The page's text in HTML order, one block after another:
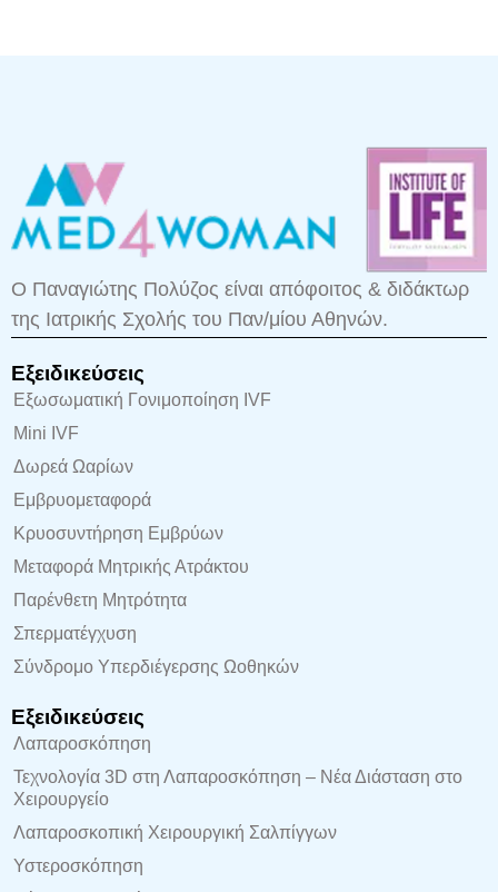
Ο Παναγιώτης Πολύζος είναι απόφοιτος & διδάκτωρ
της Ιατρικής Σχολής του Παν/μίου Αθηνών.
Εξειδικεύσεις
Εξωσωματική Γονιμοποίηση IVF
Mini IVF
Δωρεά Ωαρίων
Εμβρυομεταφορά
Κρυοσυντήρηση Εμβρύων
Μεταφορά Μητρικής Ατράκτου
Παρένθετη Μητρότητα
Σπερματέγχυση
Σύνδρομο Υπερδιέγερσης Ωοθηκών
Εξειδικεύσεις
Λαπαροσκόπηση
Τεχνολογία 3D στη Λαπαροσκόπηση – Νέα Διάσταση στο
Χειρουργείο
Λαπαροσκοπική Χειρουργική Σαλπίγγων
Υστεροσκόπηση